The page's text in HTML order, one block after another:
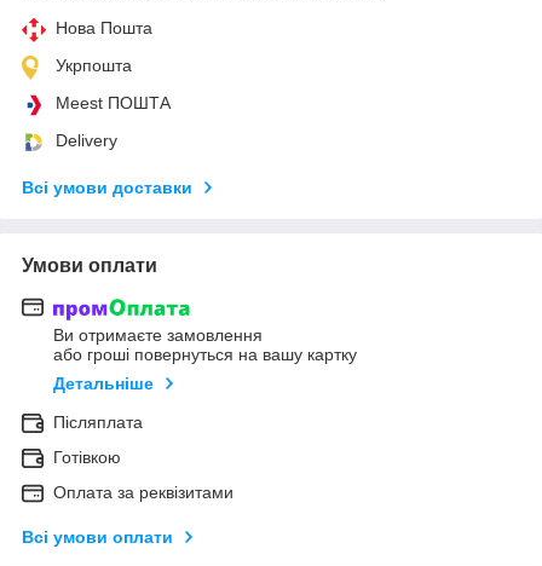
Нова Пошта
Укрпошта
Meest ПОШТА
Delivery
Всі умови доставки
Умови оплати
Ви отримаєте замовлення
або гроші повернуться на вашу картку
Детальніше
Післяплата
Готівкою
Оплата за реквізитами
Всі умови оплати